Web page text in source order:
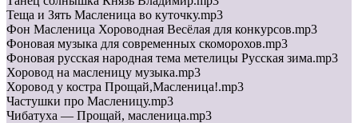
Теща и Зять Масленица во куточку.mp3
Фон Масленица Хороводная Весёлая для конкурсов.mp3
Фоновая музыка для современных скоморохов.mp3
Фоновая русская народная тема метелицы Русская зима.mp3
Хоровод на масленицу музыка.mp3
Хоровод у костра Прощай,Масленица!.mp3
Частушки про Масленицу.mp3
Чибатуха — Прощай, масленица.mp3